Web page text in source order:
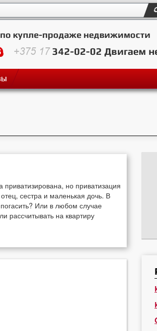
купле-продаже недвижимости
+375 17342-02-02 Двигаем
но приватизация
сестра и маленькая дочь. В
Или в любом случае
рассчитывать на квартиру